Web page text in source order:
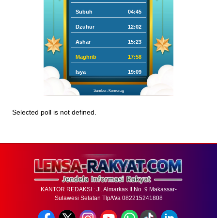
Subuh 04:45
Dzuhur 12:02
Ashar 15:23
Maghrib 17:58
Isya 19:09
Sumber: Kemenag
Selected poll is not defined.
KANTOR REDAKSI : Jl. Almarkas II No. 9 Makassar-
Sulawesi Selatan Tlp/Wa 082215241808